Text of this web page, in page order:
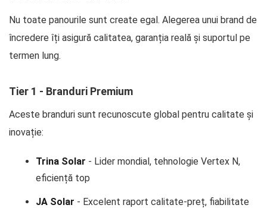
Nu toate panourile sunt create egal. Alegerea unui brand de
încredere îți asigură calitatea, garanția reală și suportul pe
termen lung.
Tier 1 - Branduri Premium
Aceste branduri sunt recunoscute global pentru calitate și
inovație:
Trina Solar - Lider mondial, tehnologie Vertex N,
eficiență top
JA Solar - Excelent raport calitate-preț, fiabilitate